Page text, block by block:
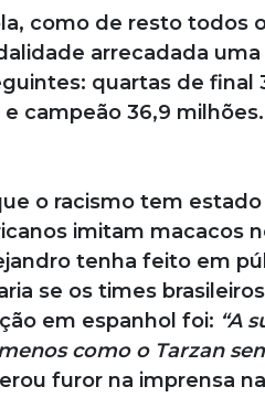
como de resto todos
arrecadada
quartas de final
campeão 36,9
o racismo tem
imitam macacos
tenha feito em
se os times
em espanhol foi: “A
como o Tarzan
furor na imprensa